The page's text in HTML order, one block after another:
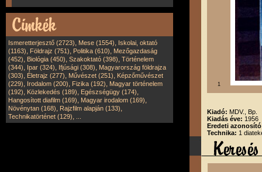
Ismeretterjesztő (2723), Mese (1554), Iskolai, oktató
(1163), Földrajz (751), Politika (610), Mezőgazdaság
(452), Biológia (450), Szakoktató (398), Történelem
(344), Ipar (324), Ifjúsági (308), Magyarország földrajza
(303), Életrajz (277), Művészet (251), Képzőművészet
(229), Irodalom (200), Fizika (192), Magyar történelem
(192), Közlekedés (189), Egészségügy (174),
Hangosított diafilm (169), Magyar irodalom (169),
Növénytan (168), Rajzfilm alapján (133),
Technikatörténet (129),
1
Kiadó: MDV., Bp.
Kiadás éve: 1956
Eredeti
Technika: 1